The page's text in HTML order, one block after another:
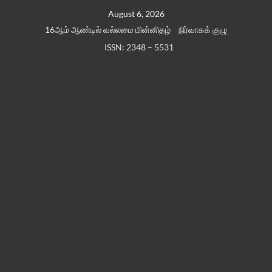
August 6, 2026
16ஆம் ஆண்டில் வல்லமை மின்னிதழ்
நிர்வாகக் குழு
ISSN: 2348 – 5531